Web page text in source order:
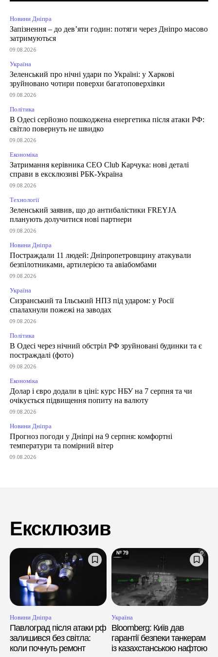
Новини Дніпра
Запізнення – до дев’яти годин: потяги через Дніпро масово
затримуються
09.08.2026
Україна
Зеленський про нічні удари по Україні: у Харкові
зруйновано чотири поверхи багатоповерхівки
09.08.2026
Політика
В Одесі серйозно пошкоджена енергетика після атаки РФ:
світло повернуть не швидко
09.08.2026
Економіка
Затримання керівника CEO Club Карчука: нові деталі
справи в ексклюзиві РБК-Україна
09.08.2026
Технології
Зеленський заявив, що до антибалістики FREYJA
планують долучитися нові партнери
09.08.2026
Новини Дніпра
Постраждали 11 людей: Дніпропетровщину атакували
безпілотниками, артилерією та авіабомбами
09.08.2026
Україна
Сизранський та Ільський НПЗ під ударом: у Росії
спалахнули пожежі на заводах
09.08.2026
Політика
В Одесі через нічний обстріл РФ зруйновані будинки та є
постраждалі (фото)
09.08.2026
Економіка
Долар і євро додали в ціні: курс НБУ на 7 серпня та чи
очікується підвищення попиту на валюту
09.08.2026
Новини Дніпра
Прогноз погоди у Дніпрі на 9 серпня: комфортні
температури та помірний вітер
09.08.2026
Ексклюзив
Новини Дніпра
Павлоград після атаки рф
залишився без світла:
коли почнуть ремонт
Україна
Bloomberg: Київ дав
гарантії безпеки танкерам
із казахстанською нафтою